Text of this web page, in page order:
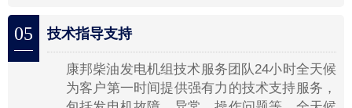
05 技术指导支持
康邦柴油发电机组技术服务团队24小时全天候
为客户第一时间提供强有力的技术支持服务，